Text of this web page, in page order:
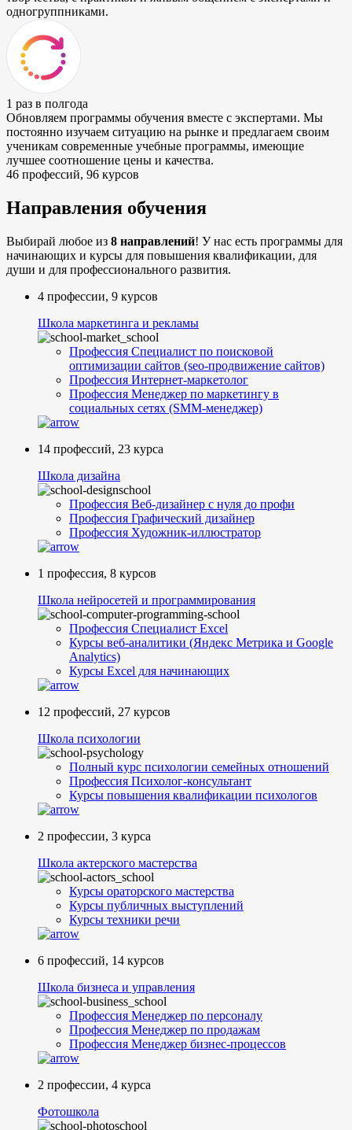
одногруппниками.
1 раз в полгода
Обновляем программы обучения вместе с экспертами. Мы
постоянно изучаем ситуацию на рынке и предлагаем своим
ученикам современные учебные программы, имеющие
лучшее соотношение цены и качества.
46 профессий, 96 курсов
Направления обучения
Выбирай любое из 8 направлений! У нас есть программы для
начинающих и курсы для повышения квалификации, для
души и для профессионального развития.
4 профессии, 9 курсов
Школа маркетинга и рекламы
Профессия Специалист по поисковой
оптимизации сайтов (seo-продвижение сайтов)
Профессия Интернет-маркетолог
Профессия Менеджер по маркетингу в
социальных сетях (SMM-менеджер)
14 профессий, 23 курса
Школа дизайна
Профессия Веб-дизайнер с нуля до профи
Профессия Графический дизайнер
Профессия Художник-иллюстратор
1 профессия, 8 курсов
Школа нейросетей и программирования
Профессия Специалист Excel
Курсы веб-аналитики (Яндекс Метрика и Google
Analytics)
Курсы Excel для начинающих
12 профессий, 27 курсов
Школа психологии
Полный курс психологии семейных отношений
Профессия Психолог-консультант
Курсы повышения квалификации психологов
2 профессии, 3 курса
Школа актерского мастерства
Курсы ораторского мастерства
Курсы публичных выступлений
Курсы техники речи
6 профессий, 14 курсов
Школа бизнеса и управления
Профессия Менеджер по персоналу
Профессия Менеджер по продажам
Профессия Менеджер бизнес-процессов
2 профессии, 4 курса
Фотошкола